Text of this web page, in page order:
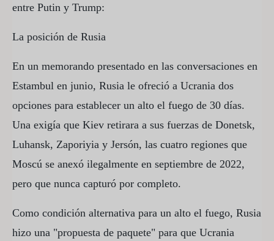
entre Putin y Trump:
La posición de Rusia
En un memorando presentado en las conversaciones en
Estambul en junio, Rusia le ofreció a Ucrania dos
opciones para establecer un alto el fuego de 30 días.
Una exigía que Kiev retirara a sus fuerzas de Donetsk,
Luhansk, Zaporiyia y Jersón, las cuatro regiones que
Moscú se anexó ilegalmente en septiembre de 2022,
pero que nunca capturó por completo.
Como condición alternativa para un alto el fuego, Rusia
hizo una "propuesta de paquete" para que Ucrania